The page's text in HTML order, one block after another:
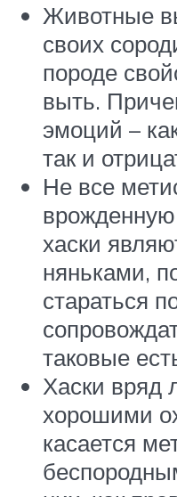
Животные
своих
породе
выть.
эмоций –
так и
Не все
хаски
няньками,
стараться
таковые
Хаски вряд
хорошими
касается